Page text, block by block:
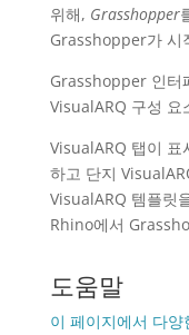
위해, Grasshopper
Grasshopper가 시
Grasshopper 인터
VisualARQ 구성 요
VisualARQ 탭이
하고 단지
VisualARQ 템플릿
Rhino에서
도움말
이 페이지에서 다